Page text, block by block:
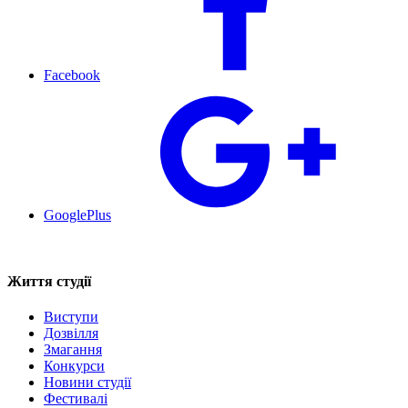
Facebook
GooglePlus
Життя студії
Виступи
Дозвілля
Змагання
Конкурси
Новини студії
Фестивалі